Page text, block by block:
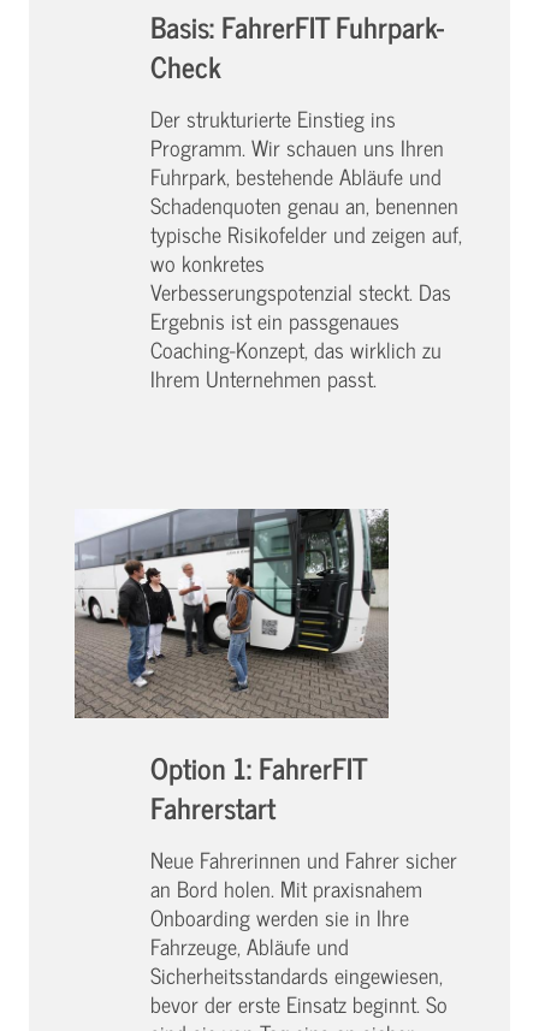
Basis: FahrerFIT Fuhrpark-
Check
Der strukturierte Einstieg ins
Programm. Wir schauen uns Ihren
Fuhrpark, bestehende Abläufe und
Schadenquoten genau an, benennen
typische Risikofelder und zeigen auf,
wo konkretes
Verbesserungspotenzial steckt. Das
Ergebnis ist ein passgenaues
Coaching-Konzept, das wirklich zu
Ihrem Unternehmen passt.
Option 1: FahrerFIT
Fahrerstart
Neue Fahrerinnen und Fahrer sicher
an Bord holen. Mit praxisnahem
Onboarding werden sie in Ihre
Fahrzeuge, Abläufe und
Sicherheitsstandards eingewiesen,
bevor der erste Einsatz beginnt. So